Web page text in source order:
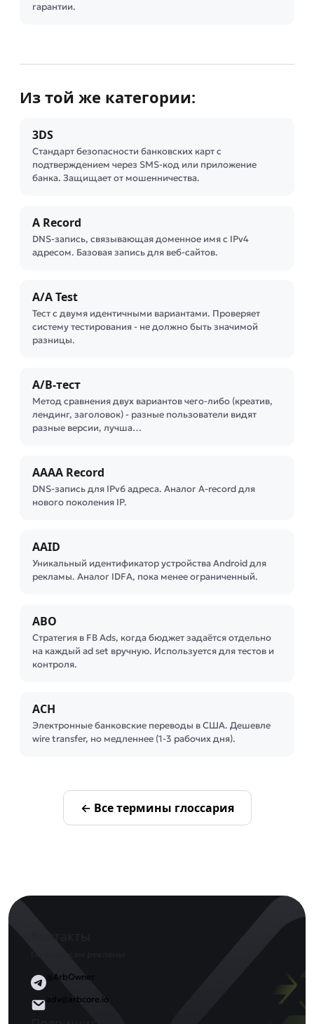
гарантии.
Из той же категории:
3DS
Стандарт безопасности банковских карт с
подтверждением через SMS-код или приложение
банка. Защищает от мошенничества.
A Record
DNS-запись, связывающая доменное имя с IPv4
адресом. Базовая запись для веб-сайтов.
A/A Test
Тест с двумя идентичными вариантами. Проверяет
систему тестирования - не должно быть значимой
разницы.
A/B-тест
Метод сравнения двух вариантов чего-либо (креатив,
лендинг, заголовок) - разные пользователи видят
разные версии, лучша…
AAAA Record
DNS-запись для IPv6 адреса. Аналог A-record для
нового поколения IP.
AAID
Уникальный идентификатор устройства Android для
рекламы. Аналог IDFA, пока менее ограниченный.
ABO
Стратегия в FB Ads, когда бюджет задаётся отдельно
на каждый ad set вручную. Используется для тестов и
контроля.
ACH
Электронные банковские переводы в США. Дешевле
wire transfer, но медленнее (1-3 рабочих дня).
← Все термины глоссария
@ArbOwner
adv@arbcore.io